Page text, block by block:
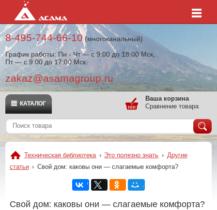
8-495-744-66-10(многоканальный)
График работы: Пн - Чт — с 9:00 до 18:00 Мск,
Пт — с 9:00 до 17:00 Мск.
zakaz@asamagroup.ru
КАТАЛОГ
Ваша корзина
Сравнение товара
Техническая библиотека › Это полезно знать › Другие
статьи › Свой дом: каковы они — слагаемые комфорта?
Свой дом: каковы они — слагаемые комфорта?